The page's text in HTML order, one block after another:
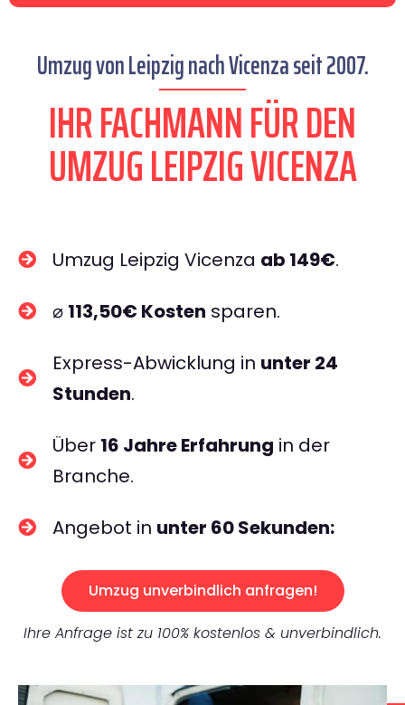
Umzug von Leipzig nach Vicenza seit 2007.
IHR FACHMANN FÜR DEN
UMZUG LEIPZIG VICENZA
Umzug Leipzig Vicenza ab 149€.
⌀ 113,50€ Kosten sparen.
Express-Abwicklung in unter 24
Stunden.
Über 16 Jahre Erfahrung in der
Branche.
Angebot in unter 60 Sekunden:
Umzug unverbindlich anfragen!
Ihre Anfrage ist zu 100% kostenlos & unverbindlich.